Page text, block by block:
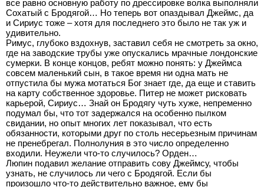
все равно основную работу по дрессировке волка выполняли
Сохатый с Бродягой… Но теперь вот опаздывал Джеймс, да
и Сириус тоже – хотя для последнего это было не так уж и
удивительно.
Римус, глубоко вздохнув, заставил себя не смотреть за окно,
где на заводские трубы уже опускались мрачные лондонские
сумерки. В конце концов, ребят можно понять: у Джеймса
совсем маленький сын, в такое время ни одна мать не
отпустила бы мужа мотаться Бог знает где, да еще и ставить
на карту собственное здоровье. Питер не может рисковать
карьерой, Сириус… Знай он Бродягу чуть хуже, непременно
подумал бы, что тот задержался на особенно пылком
свидании, но опыт многих лет показывал, что есть
обязанности, которыми друг по столь несерьезным причинам
не пренебрегал. Полнолуния в это число определенно
входили. Неужели что-то случилось? Орден…
Люпин подавил желание отправить сову Джеймсу, чтобы
узнать, не случилось ли чего с Бродягой. Если бы
произошло что-то действительно важное, ему бы